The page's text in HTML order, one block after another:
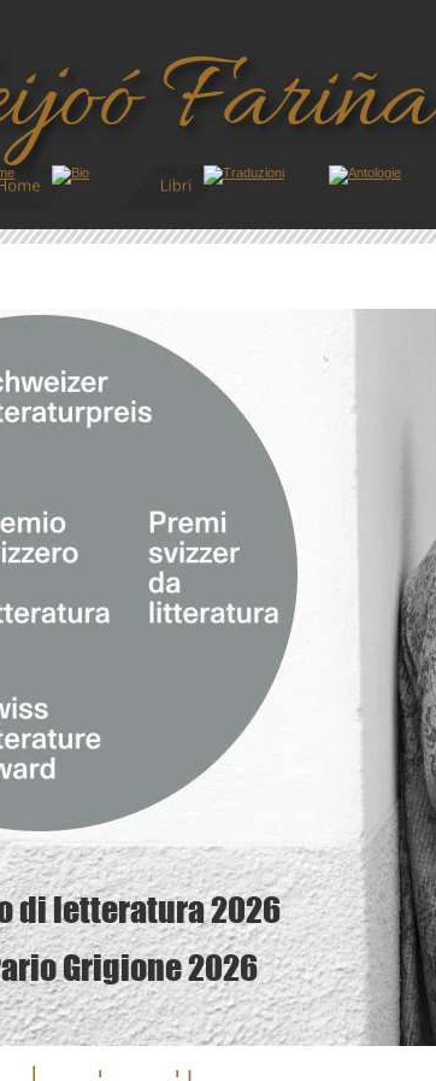
Fariña
di letteratura 2026
Grigione 2026